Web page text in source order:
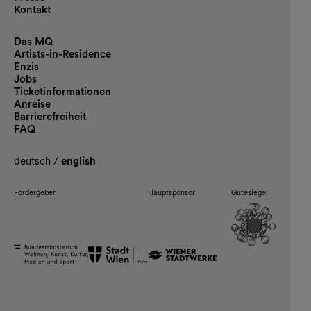
Kontakt
Das MQ
Artists-in-Residence
Enzis
Jobs
Ticketinformationen
Anreise
Barrierefreiheit
FAQ
deutsch / english
Fördergeber Hauptsponsor Gütesiegel